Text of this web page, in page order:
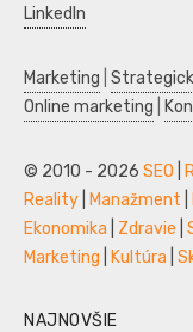
LinkedIn
Marketing
Online marketing
© 2010 - 2026 SEO
Reality
Manažment
Ekonomika
Zdravie
Marketing
Kultúra
NAJNOVŠIE